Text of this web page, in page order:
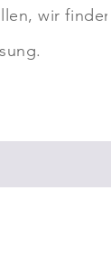
wir finden